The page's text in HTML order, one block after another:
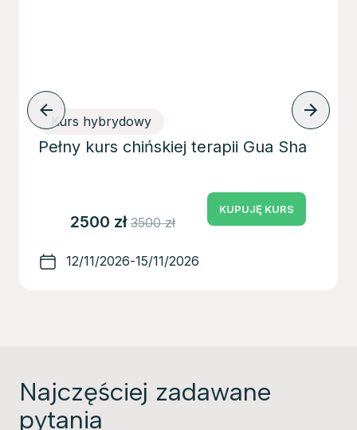
Kurs hybrydowy
Pełny kurs chińskiej terapii Gua Sha
2500 zł 3500zł
KUPUJĘ KURS
12/11/2026-15/11/2026
Najczęściej zadawane
pytania